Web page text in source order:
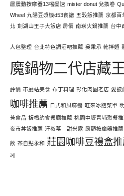
層震動按摩器13檔變速 mister donut 兌換卷
Wheel 九陽豆漿機d53食譜 五穀飯推薦 京都百
北 劍湖山王子大飯店 房價 南崁火鍋推薦 台中
人包整理 台北特色調酒吧推薦 吳秉承 乾拌麵
魔鍋物二代店藏王
評價 市廳站美食 布丁料理 彰化肉圓老店 愛披
咖啡推薦 日式和風麻醬 旺來冰館菜單
芳食品 板橋約會餐廳推薦 桃園中壢青埔聚餐推
夜市丼飯推薦 汗蒸幕 甜米露 肩頸按摩器推
飲 茶自點永和 莊園咖啡豆禮盒推
께